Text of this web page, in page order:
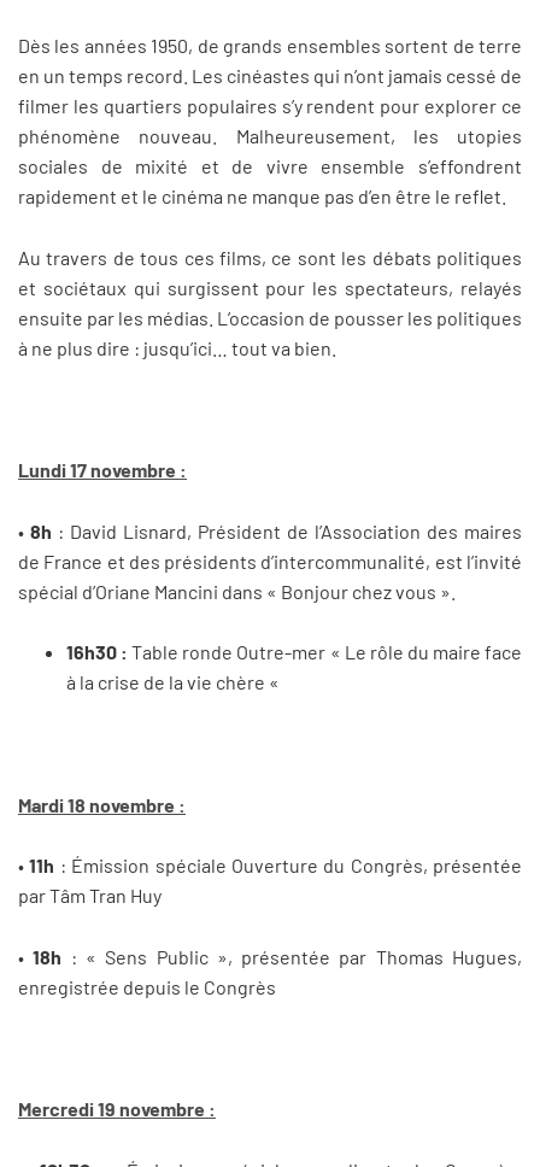
Dès les années 1950, de grands ensembles sortent de terre
en un temps record. Les cinéastes qui n’ont jamais cessé de
filmer les quartiers populaires s’y rendent pour explorer ce
phénomène nouveau. Malheureusement, les utopies
sociales de mixité et de vivre ensemble s’effondrent
rapidement et le cinéma ne manque pas d’en être le reflet.
Au travers de tous ces films, ce sont les débats politiques
et sociétaux qui surgissent pour les spectateurs, relayés
ensuite par les médias. L’occasion de pousser les politiques
à ne plus dire : jusqu’ici… tout va bien.
Lundi 17 novembre :
• 8h : David Lisnard, Président de l’Association des maires
de France et des présidents d’intercommunalité, est l’invité
spécial d’Oriane Mancini dans « Bonjour chez vous ».
16h30 : Table ronde Outre-mer « Le rôle du maire face
à la crise de la vie chère «
Mardi 18 novembre :
•11h : Émission spéciale Ouverture du Congrès, présentée
par Tâm Tran Huy
•18h : « Sens Public », présentée par Thomas Hugues,
enregistrée depuis le Congrès
Mercredi 19 novembre :